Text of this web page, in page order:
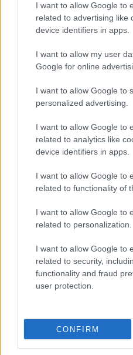
I want to allow Google to
related to advertising like
device identifiers in apps.
I want to allow my user
Google for online
I want to allow Google to
personalized advertising.
I want to allow Google to
related to analytics like
device identifiers in apps.
I want to allow Google to
related to functionality of
I want to allow Google to
related to personalization.
I want to allow Google to
related to security,
functionality and fraud
user protection.
CONFIRM
Teollisuus
Terveys- ja
Palvelutarjonta
ALV-laskelmat,
tilinpäätökset
Konserneihin liittyvät
Lakisääteinen kirjanpito
Liiketoiminnan
verosuunnittelu)
Myyntilaskuihin liittyvät
Palkkahallinnon palvelut
Sisäinen laskenta
Talouskonsultointi
Ulkoinen laskenta
Ulkomaankauppa ja